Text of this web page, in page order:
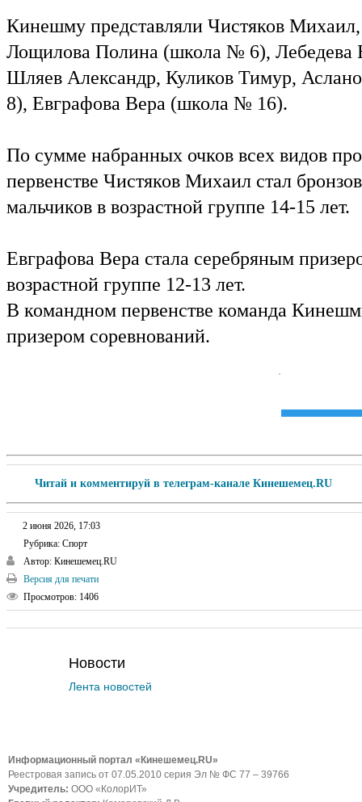
Кинешму представляли Чистяков
Лощилова Полина (школа № 6), Лебедева
Шляев Александр, Куликов Тимур,
8), Евграфова Вера (школа № 16).
По сумме набранных очков всех видов
первенстве Чистяков Михаил стал
мальчиков в возрастной группе 14-15 лет.
Евграфова Вера стала серебряным
возрастной группе 12-13 лет.
В командном первенстве команда
призером соревнований.
Читай и комментируй в телеграм-канале Кинешемец.RU
2 июня 2026, 17:03
Рубрика: Спорт
Автор: Кинешемец.RU
Версия для печати
Просмотров: 1406
Новости
Лента новостей
Информационный портал «Кинешемец.RU»
Реестровая запись от 07.05.2010 серия Эл № ФС 77 – 39766
Учредитель: ООО «КолорИТ»